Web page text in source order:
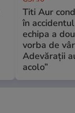
Titi Aur
în
echipa a
vorba de
Adevărații
acolo”